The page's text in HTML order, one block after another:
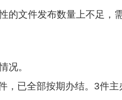
的文件发布数量上不足，
况。
已全部按期办结。3件